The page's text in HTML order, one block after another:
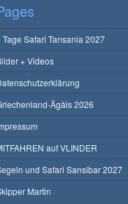
Tage Safari Tansania 2027
+ Videos
Ägäis 2026
auf VLINDER
und Safari Sansibar 2027
Martin